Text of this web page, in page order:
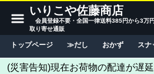
いりこや佐藤商店
会員登録不要・全国一律送料385円から3万
取り寄せ通販
トップページ だし おかず スナ
(災害告知)現在お荷物の配達が遅延